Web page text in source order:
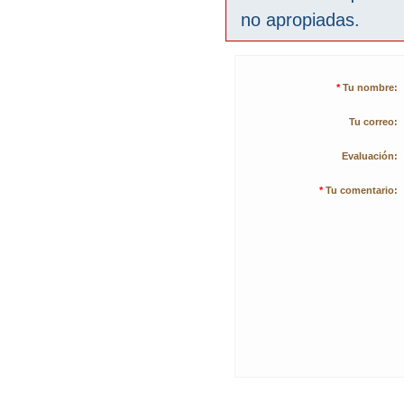
no apropiadas.
* Tu nombre:
Tu correo:
Evaluación:
* Tu comentario: